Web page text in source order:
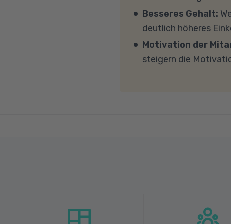
Übertragung eine
Fragen sprechen Sie
Besseres Gehalt:
deutlich höheres
Motivation der
steigern die